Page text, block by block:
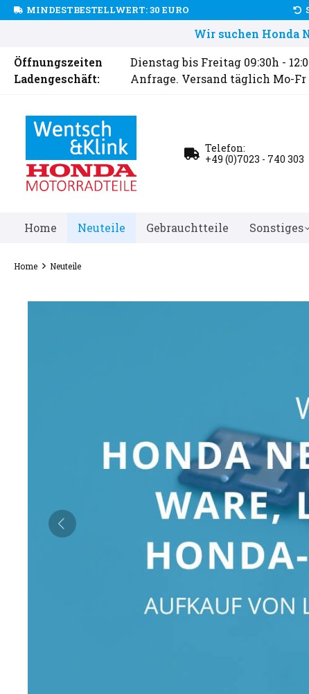
MINDESTBESTELLWERT: 30 EURO
Wir suchen Honda
Öffnungszeiten
Ladengeschäft:
Dienstag bis Freitag 09:30h -
Anfrage. Versand täglich Mo-
Telefon:
+49 (0)7023 - 740 303
Home Neuteile Gebrauchtteile Sonstiges
Home Neuteile